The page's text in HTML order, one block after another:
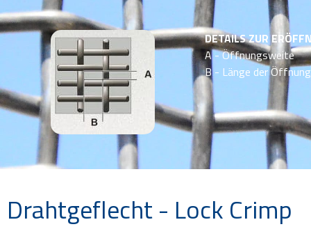
DETAILS ZUR
A - Öffnungsweite
B - Länge der Öffnung
Drahtgeflecht - Lock Crimp